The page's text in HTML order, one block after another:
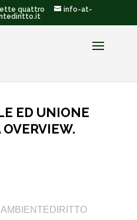
quattro
info-at-
ED UNIONE
AMBIENTEDIRITTO